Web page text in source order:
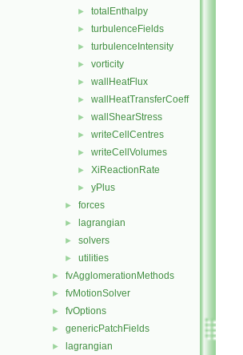
► totalEnthalpy
► turbulenceFields
► turbulenceIntensity
► vorticity
► wallHeatFlux
► wallHeatTransferCoeff
► wallShearStress
► writeCellCentres
► writeCellVolumes
► XiReactionRate
► yPlus
► forces
► lagrangian
► solvers
► utilities
► fvAgglomerationMethods
► fvMotionSolver
► fvOptions
► genericPatchFields
► lagrangian